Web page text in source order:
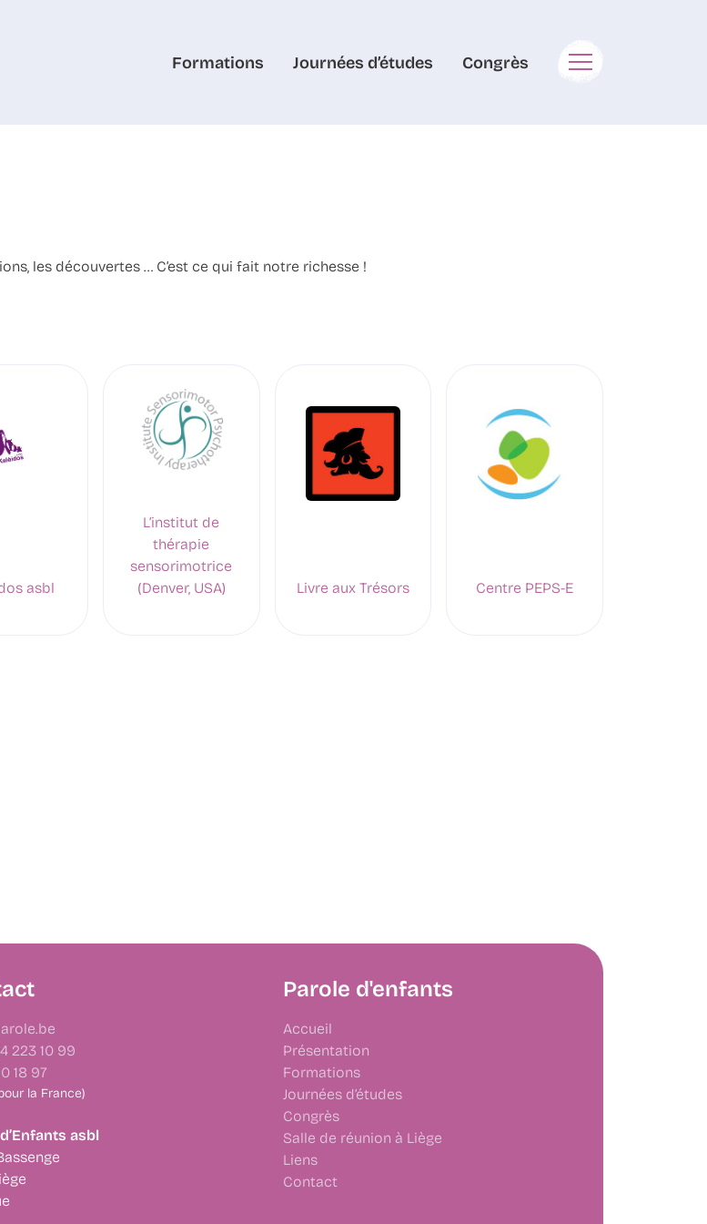
Formations Journées d’études Congrès
les découvertes … C’est ce qui fait notre richesse !
asbl
L’institut de
thérapie
sensorimotrice
(Denver, USA)
Livre aux Trésors Centre PEPS-E
223 10 99
18 97
la France)
asbl
Parole d'enfants
Accueil
Présentation
Formations
Journées d’études
Congrès
Salle de réunion à Liège
Liens
Contact